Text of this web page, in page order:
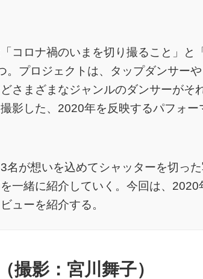
コロナ禍のいまを切り撮ること」と
。プロジェクトは、タップダンサー
さまざまなジャンルのダンサーがそ
影した、2020年を反映するパフォー
名が想いを込めてシャッターを切っ
一緒に紹介していく。今回は、2020
ューを紹介する。
撮影：宮川舞子）